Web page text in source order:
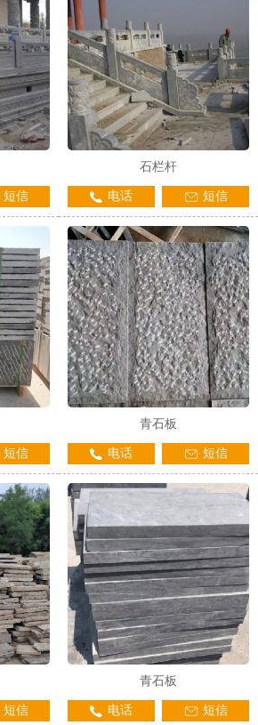
短信
石栏杆
电话 短信
短信
青石板
电话 短信
短信
青石板
电话 短信